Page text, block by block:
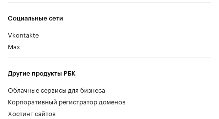
Социальные сети
Vkontakte
Max
Другие продукты РБК
Облачные сервисы для бизнеса
Корпоративный регистратор доменов
Хостинг сайтов